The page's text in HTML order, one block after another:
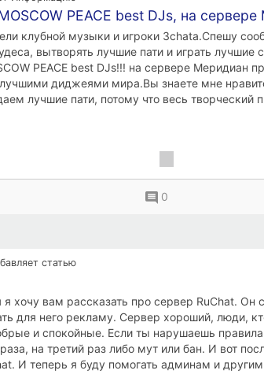
PEACE best DJs, на
клубной музыки и игроки 3chata.Спешу
вытворять лучшие пати и играть
PEACE best DJs!!! на сервере Меридиан
диджеями мира.Вы знаете мне
лучшие пати, потому что весь творческий
тем, что вы видите и слышите на наших
MOSCOW PEACE best DJs, на сервере
Москва, мы открыли, не как обычно, а
наше мероприятие всеми известный в
плейлист.Далее был сет, который
которого являлась Стелла (Pᴏʟɪᴢᴇɪ) ,сет
раз для того чтобы услышать слова,
0
статью
хочу вам рассказать про сервер RuChat. Он
для него рекламу. Сервер хороший, люди,
и спокойные. Если ты нарушаешь
на третий раз либо мут или бан. И вот
И теперь я буду помогать админам и другим